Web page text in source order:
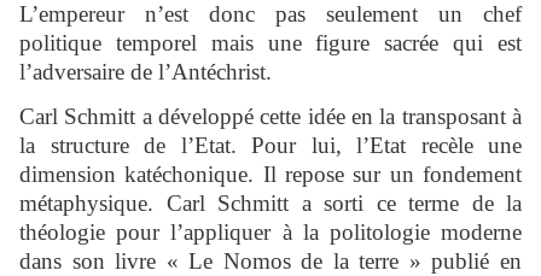
L’empereur n’est donc pas seulement un chef
politique temporel mais une figure sacrée qui est
l’adversaire de l’Antéchrist.
Carl Schmitt a développé cette idée en la transposant à
la structure de l’Etat. Pour lui, l’Etat recèle une
dimension katéchonique. Il repose sur un fondement
métaphysique. Carl Schmitt a sorti ce terme de la
théologie pour l’appliquer à la politologie moderne
dans son livre « Le Nomos de la terre » publié en